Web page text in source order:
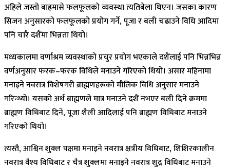
अहिले जस्तो बाह्रमासे फलफूलको व्यवस्था त्यतिबेला थिएन। जसका कारण
सिजन अनुसारको फलफूलको प्रयोग गर्ने, पूजा र बली चढाउने विधि आदिमा
पनि चारै दशैंमा भिन्नता थियो।
मध्यकालमा वर्णाश्रम व्यवस्थाको प्रचुर प्रयोग भएकाले दशैंलाई पनि भिन्नभिन्न
वर्णअनुसार फरक–फरक विधिले मनाउने गरिएको थियो। असार महिनामा
मनाइने नवरात्र विशेषगरी ब्राह्मणहरूको मौलिक विधि अनुसार मनाउने
गरिन्थ्यो। यसको अर्थ ब्राह्मणले मात्र मनाउने दशैं नभएर बली दिने क्रममा
ब्राह्मण विधिबाट दिने, पूजा शैली आदिलाई पनि ब्राह्मण विधिबाट मनाउने
गरिएको थियो।
त्यस्तै, आश्विन शुक्ल पक्षमा मनाइने नवरात्र क्षत्रीय विधिबाट, शिशिरकालीन
नवरात्र वैश्य विधिबाट र चैत्र शुक्लमा मनाइने नवरात्र शुद्र विधिबाट मनाउने